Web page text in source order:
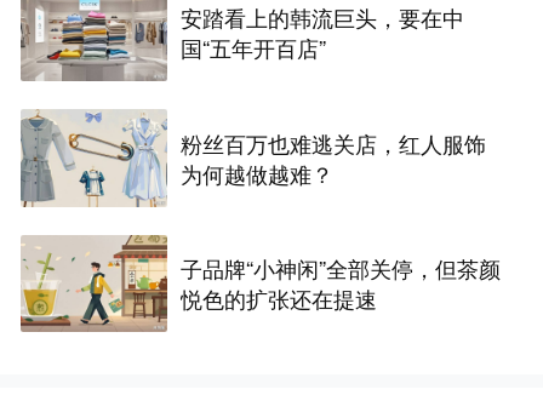
安踏看上的韩流巨头，要在中
国“五年开百店”
粉丝百万也难逃关店，红人服饰
为何越做越难？
子品牌“小神闲”全部关停，但茶颜
悦色的扩张还在提速